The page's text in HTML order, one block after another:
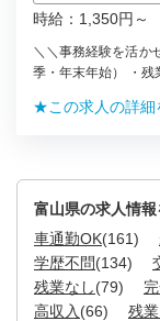
時給：1,350円～
＼＼事務経験を活か
季・年末年始） ・残
★この求人の詳細
富山県の求人情
車通勤OK(161)
学歴不問(134)
残業なし(79)
高収入 (66) 残